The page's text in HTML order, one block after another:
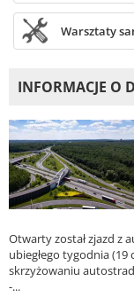
Warsztaty
INFORMACJE O
Otwarty został zjazd z
ubiegłego tygodnia (19
skrzyżowaniu
-...